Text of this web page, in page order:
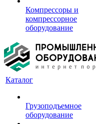
Компрессоры и
компрессорное
оборудование
Каталог
Грузоподъемное
оборудование